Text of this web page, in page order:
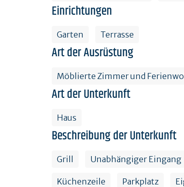
Einrichtungen
Garten Terrasse
Art der Ausrüstung
Möblierte Zimmer und
Art der Unterkunft
Haus
Beschreibung der Unterkunft
Grill Unabhängiger Eingang
Küchenzeile Parkplatz